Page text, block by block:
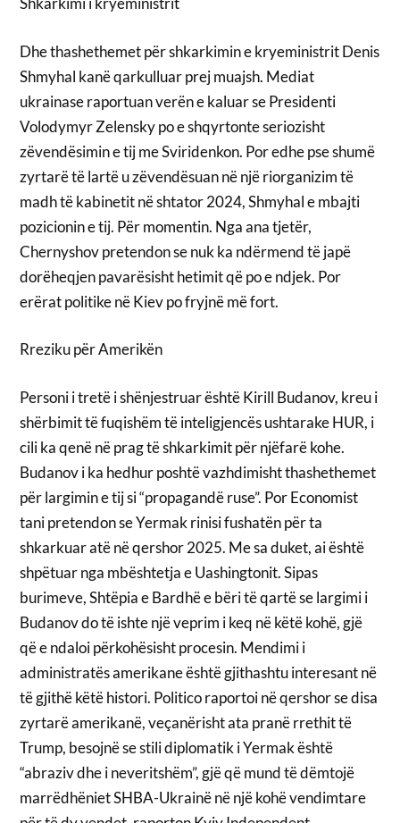
Dhe thashethemet për shkarkimin e kryeministrit Denis
Shmyhal kanë qarkulluar prej muajsh. Mediat
ukrainase raportuan verën e kaluar se Presidenti
Volodymyr Zelensky po e shqyrtonte seriozisht
zëvendësimin e tij me Sviridenkon. Por edhe pse shumë
zyrtarë të lartë u zëvendësuan në një riorganizim të
madh të kabinetit në shtator 2024, Shmyhal e mbajti
pozicionin e tij. Për momentin. Nga ana tjetër,
Chernyshov pretendon se nuk ka ndërmend të japë
dorëheqjen pavarësisht hetimit që po e ndjek. Por
erërat politike në Kiev po fryjnë më fort.
Rreziku për Amerikën
Personi i tretë i shënjestruar është Kirill Budanov, kreu i
shërbimit të fuqishëm të inteligjencës ushtarake HUR, i
cili ka qenë në prag të shkarkimit për njëfarë kohe.
Budanov i ka hedhur poshtë vazhdimisht thashethemet
për largimin e tij si “propagandë ruse”. Por Economist
tani pretendon se Yermak rinisi fushatën për ta
shkarkuar atë në qershor 2025. Me sa duket, ai është
shpëtuar nga mbështetja e Uashingtonit. Sipas
burimeve, Shtëpia e Bardhë e bëri të qartë se largimi i
Budanov do të ishte një veprim i keq në këtë kohë, gjë
që e ndaloi përkohësisht procesin. Mendimi i
administratës amerikane është gjithashtu interesant në
të gjithë këtë histori. Politico raportoi në qershor se disa
zyrtarë amerikanë, veçanërisht ata pranë rrethit të
Trump, besojnë se stili diplomatik i Yermak është
“abraziv dhe i neveritshëm”, gjë që mund të dëmtojë
marrëdhëniet SHBA-Ukrainë në një kohë vendimtare